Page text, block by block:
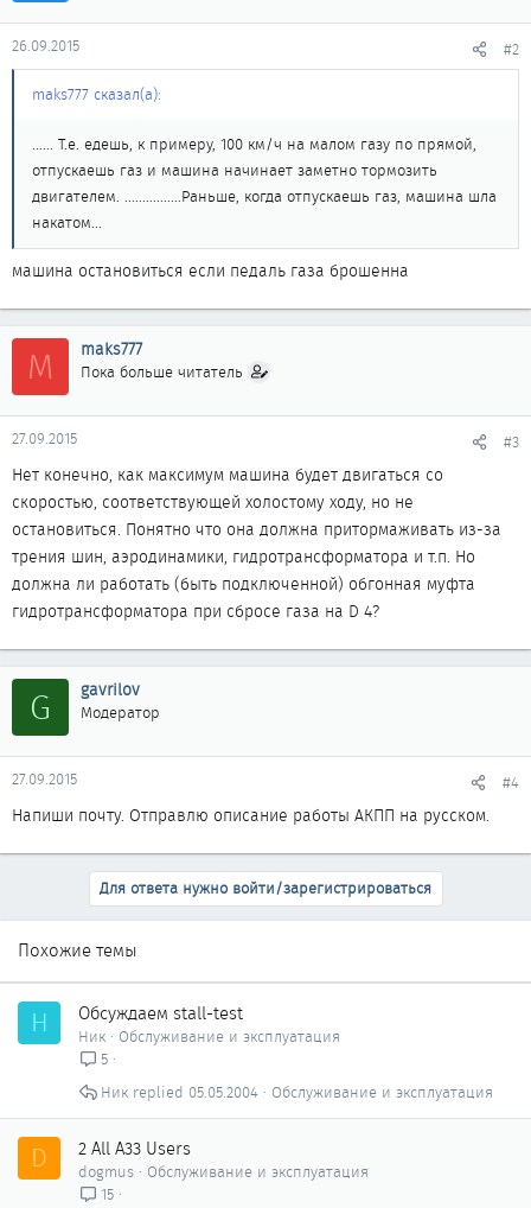
26.09.2015 #2
maks777 сказал(а):
...... Т.е. едешь, к примеру, 100 км/ч на малом газу по прямой,
отпускаешь газ и машина начинает заметно тормозить
двигателем. ................Раньше, когда отпускаешь газ, машина шла
накатом...
машина остановиться если педаль газа брошенна
M maks777
Пока больше читатель
27.09.2015 #3
Нет конечно, как максимум машина будет двигаться со
скоростью, соответствующей холостому ходу, но не
остановиться. Понятно что она должна притормаживать из-за
трения шин, аэродинамики, гидротрансформатора и т.п. Но
должна ли работать (быть подключенной) обгонная муфта
гидротрансформатора при сбросе газа на D 4?
G gavrilov
Модератор
27.09.2015 #4
Напиши почту. Отправлю описание работы АКПП на русском.
Для ответа нужно войти/зарегистрироваться
Похожие темы
Н Обсуждаем stall-test
Ник
Обслуживание и эксплуатация
5
Обслуживание и эксплуатация
05.05.2004
Ник
D 2 All A33 Users
dogmus
Обслуживание и эксплуатация
15